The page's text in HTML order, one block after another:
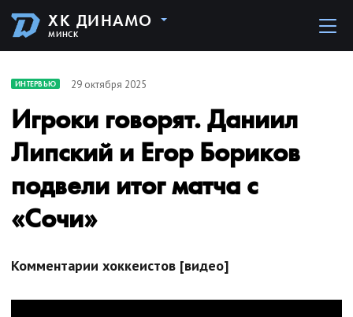
ХК ДИНАМО
МИНСК
ИНТЕРВЬЮ 29 октября 2025
Игроки говорят. Даниил
Липский и Егор Бориков
подвели итог матча с
«Сочи»
Комментарии хоккеистов [видео]